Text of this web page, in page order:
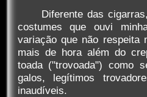
Diferente das
costumes que ouvi
variação que não respeita
mais de hora além do
toada ("trovoada") como
galos, legítimos
inaudíveis.